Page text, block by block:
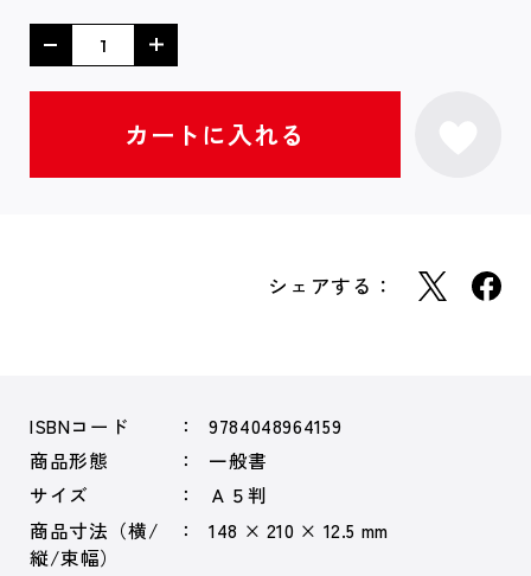
シェアする：
ISBNコード
9784048964159
商品形態
一般書
サイズ
Ａ５判
商品寸法（横/
縦/束幅）
148 × 210 × 12.5 mm